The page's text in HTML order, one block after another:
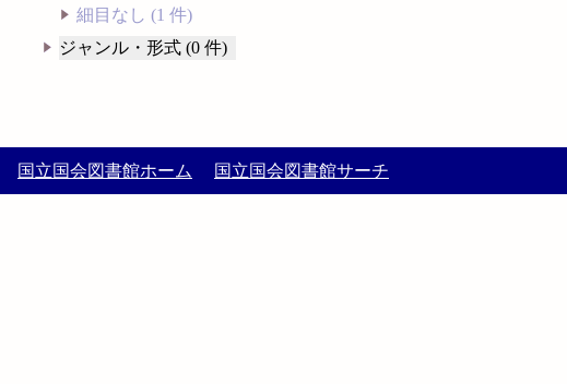
細目なし (1 件)
ジャンル・形式 (0 件)
国立国会図書館ホーム 国立国会図書館サーチ